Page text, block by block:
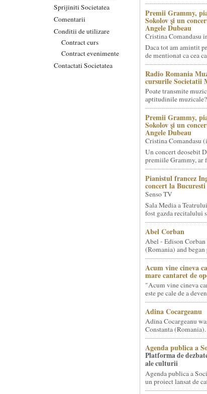
Sprijiniti Societatea
Comentarii
Conditii de utilizare
Contract curs
Contract evenimente
Contactati Societatea
Premii Grammy,
Sokolov și un
Angele Dubeau
Cristina Comandasu
Daca tot am amintit
de mentionat ca cea
Radio Romania
cursurile Societatii
Poate transmite
aptitudinile
Premii Grammy,
Sokolov și un
Angele Dubeau
Cristina Comandasu
Un concert deosebit
premiile Grammy, ar
Pianistul francez
concert la
Senso TV
Sala Media a
fost gazda recitalului
Abel Corban
Abel - Edison Corban
(Romania) and began
Acum vine cineva
mare cantaret de
"Acum vine cineva
este pe cale de a
Adina Cocargeanu
Adina Cocargeanu
Constanta (Romania).
Agenda publica a
Platforma de
ale culturii
Agenda publica a
un proiect lansat de